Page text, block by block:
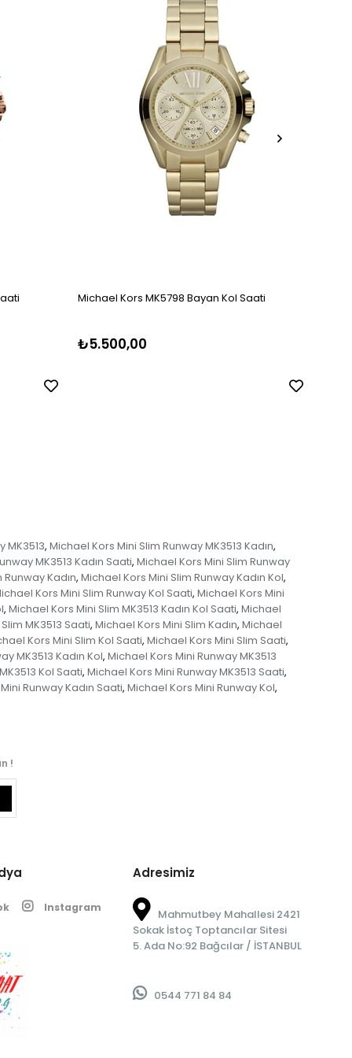
Michael Kors MK5798 Bayan Kol Saati
₺5.500,00
MK3513, Michael Kors Mini Slim Runway MK3513 Kadın,
MK3513 Kadın Saati, Michael Kors Mini Slim Runway
Kadın, Michael Kors Mini Slim Runway Kadın Kol,
Kors Mini Slim Runway Kol Saati, Michael Kors Mini
, Michael Kors Mini Slim MK3513 Kadın Kol Saati, Michael
MK3513 Saati, Michael Kors Mini Slim Kadın, Michael
Kors Mini Slim Kol Saati, Michael Kors Mini Slim Saati,
MK3513 Kadın Kol, Michael Kors Mini Runway MK3513
Kol Saati, Michael Kors Mini Runway MK3513 Saati,
Runway Kadın Saati, Michael Kors Mini Runway Kol,
!
Instagram
Adresimiz
Mahmutbey Mahallesi 2421
Sokak İstoç Toptancılar Sitesi
5. Ada No:92 Bağcılar / İSTANBUL
0544 771 84 84